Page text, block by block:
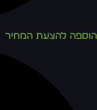
הוספה להצעת המחיר